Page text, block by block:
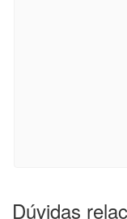
Dúvidas